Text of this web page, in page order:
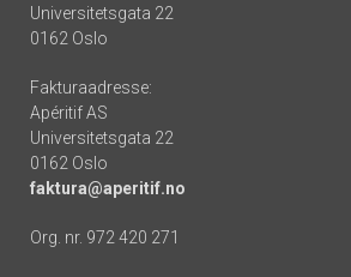
Universitetsgata 22
0162 Oslo
Fakturaadresse:
Apéritif AS
Universitetsgata 22
0162 Oslo
faktura@aperitif.no
Org. nr. 972 420 271